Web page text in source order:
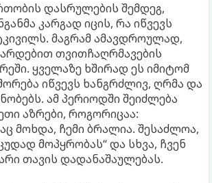
დასრულების შემდეგ,
კარგად იცის, რა იწვევს
მაგრამ ამავდროულად,
თვითჩაღრმავების
ყველაზე ხშირად ეს იმიტომ
იწვევს ხანგრძლივ, ღრმა და
ამ პერიოდში შეიძლება
აზრები, როგორიცაა:
მოხდა, ჩემი ბრალია. შესაძლოა,
მოპყრობას“ და სხვა, ჩვენ
თავის დადანაშაულებას.